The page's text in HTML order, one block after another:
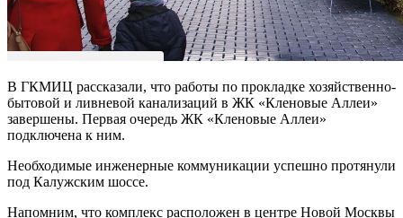
В ГКМИЦ рассказали, что работы по прокладке хозяйственно-
бытовой и ливневой канализаций в ЖК «Кленовые Аллеи»
завершены. Первая очередь ЖК «Кленовые Аллеи»
подключена к ним.
Необходимые инженерные коммуникации успешно протянули
под Калужским шоссе.
Напомним, что комплекс расположен в центре Новой Москвы